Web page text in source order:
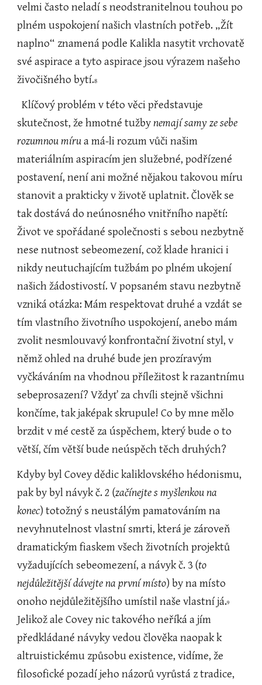
velmi často neladí s neodstranitelnou touhou po
plném uspokojení našich vlastních potřeb. „Žít
naplno“ znamená podle Kalikla nasytit vrchovatě
své aspirace a tyto aspirace jsou výrazem našeho
živočišného bytí.8
  Klíčový problém v této věci představuje
skutečnost, že hmotné tužby nemají samy ze sebe
rozumnou míru a má-li rozum vůči našim
materiálním aspiracím jen služebné, podřízené
postavení, není ani možné nějakou takovou míru
stanovit a prakticky v životě uplatnit. Člověk se
tak dostává do neúnosného vnitřního napětí:
Život ve spořádané společnosti s sebou nezbytně
nese nutnost sebeomezení, což klade hranici i
nikdy neutuchajícím tužbám po plném ukojení
našich žádostivostí. V popsaném stavu nezbytně
vzniká otázka: Mám respektovat druhé a vzdát se
tím vlastního životního uspokojení, anebo mám
zvolit nesmlouvavý konfrontační životní styl, v
němž ohled na druhé bude jen prozíravým
vyčkáváním na vhodnou příležitost k razantnímu
sebeprosazení? Vždyť za chvíli stejně všichni
končíme, tak jaképak skrupule! Co by mne mělo
brzdit v mé cestě za úspěchem, který bude o to
větší, čím větší bude neúspěch těch druhých?
Kdyby byl Covey dědic kaliklovského hédonismu,
pak by byl návyk č. 2 (začínejte s myšlenkou na
konec) totožný s neustálým pamatováním na
nevyhnutelnost vlastní smrti, která je zároveň
dramatickým fiaskem všech životních projektů
vyžadujících sebeomezení, a návyk č. 3 (to
nejdůležitější dávejte na první místo) by na místo
onoho nejdůležitějšího umístil naše vlastní já.
Jelikož ale Covey nic takového neříká a jím
předkládané návyky vedou člověka naopak k
altruistickému způsobu existence, vidíme, že
filosofické pozadí jeho názorů vyrůstá z tradice,